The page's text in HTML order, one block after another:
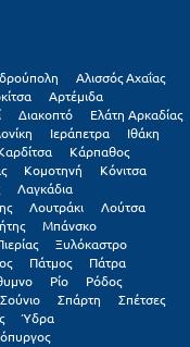
Αλισσός Αχαΐας
Αρτέμιδα
Διακοπτό
Ελάτη Αρκαδίας
Ιεράπετρα
Ιθάκη
Κάρπαθος
Κομοτηνή
Κόνιτσα
Λαγκάδια
Λουτράκι
Λούτσα
Μπάνσκο
Ξυλόκαστρο
Πάτμος
Πάτρα
Ρίο
Ρόδος
Σούνιο Σπάρτη
Σπέτσες
Ύδρα